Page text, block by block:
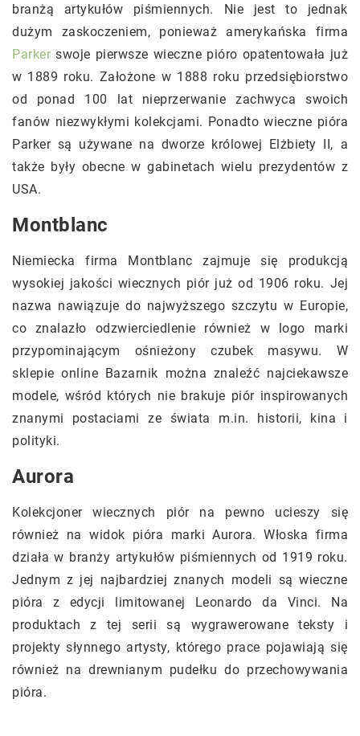
branżą artykułów piśmiennych. Nie jest to jednak
dużym zaskoczeniem, ponieważ amerykańska firma
Parkerswoje pierwsze wieczne pióro opatentowała już
w 1889 roku. Założone w 1888 roku przedsiębiorstwo
od ponad 100 lat nieprzerwanie zachwyca swoich
fanów niezwykłymi kolekcjami. Ponadto wieczne pióra
Parker są używane na dworze królowej Elżbiety II, a
także były obecne w gabinetach wielu prezydentów z
USA.
Montblanc
Niemiecka firma Montblanc zajmuje się produkcją
wysokiej jakości wiecznych piór już od 1906 roku. Jej
nazwa nawiązuje do najwyższego szczytu w Europie,
co znalazło odzwierciedlenie również w logo marki
przypominającym ośnieżony czubek masywu. W
sklepie online Bazarnik można znaleźć najciekawsze
modele, wśród których nie brakuje piór inspirowanych
znanymi postaciami ze świata m.in. historii, kina i
polityki.
Aurora
Kolekcjoner wiecznych piór na pewno ucieszy się
również na widok pióra marki Aurora. Włoska firma
działa w branży artykułów piśmiennych od 1919 roku.
Jednym z jej najbardziej znanych modeli są wieczne
pióra z edycji limitowanej Leonardo da Vinci. Na
produktach z tej serii są wygrawerowane teksty i
projekty słynnego artysty, którego prace pojawiają się
również na drewnianym pudełku do przechowywania
pióra.